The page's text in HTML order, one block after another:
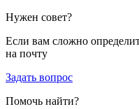
Нужен совет?
Если вам сложно
на почту
Задать вопрос
Помочь найти?